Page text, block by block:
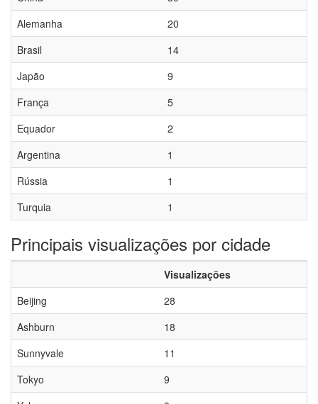
Alemanha
20
Brasil
14
Japão
9
França
5
Equador
2
Argentina
1
Rússia
1
Turquia
1
Principais visualizações por cidade
Visualizações
Beijing
28
Ashburn
18
Sunnyvale
11
Tokyo
9